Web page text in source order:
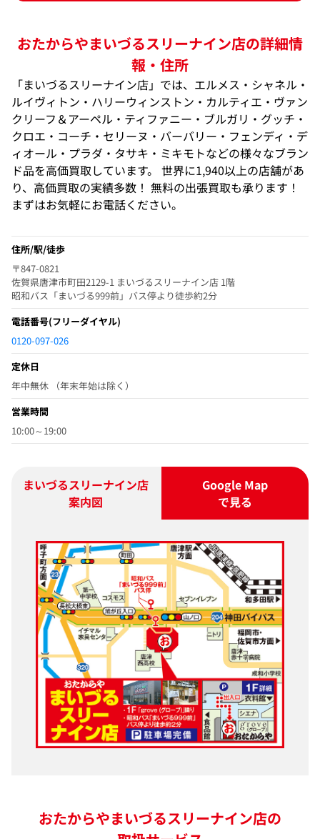
おたからやまいづるスリーナイン店の詳細情
報・住所
「まいづるスリーナイン店」では、エルメス・シャネル・
ルイヴィトン・ハリーウィンストン・カルティエ・ヴァン
クリーフ＆アーペル・ティファニー・ブルガリ・グッチ・
クロエ・コーチ・セリーヌ・バーバリー・フェンディ・デ
ィオール・プラダ・タサキ・ミキモトなどの様々なブラン
ド品を高価買取しています。 世界に1,940以上の店舗があ
り、高価買取の実績多数！ 無料の出張買取も承ります！
まずはお気軽にお電話ください。
住所/駅/徒歩
〒847-0821
佐賀県唐津市町田2129-1 まいづるスリーナイン店 1階
昭和バス「まいづる999前」バス停より徒歩約2分
電話番号(フリーダイヤル)
0120-097-026
定休日
年中無休 （年末年始は除く）
営業時間
10:00～19:00
まいづるスリーナイン店
案内図
Google Map
で見る
おたからやまいづるスリーナイン店の